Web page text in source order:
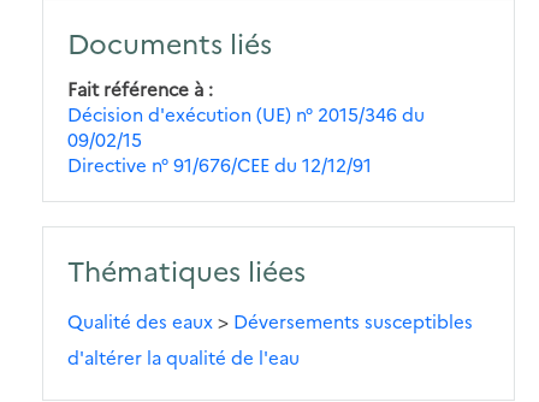
Documents liés
Fait référence à
Décision d'exécution (UE) n° 2015/346 du
09/02/15
Directive n° 91/676/CEE du 12/12/91
Thématiques liées
Qualité des eaux> Déversements susceptibles
d'altérer la qualité de l'eau